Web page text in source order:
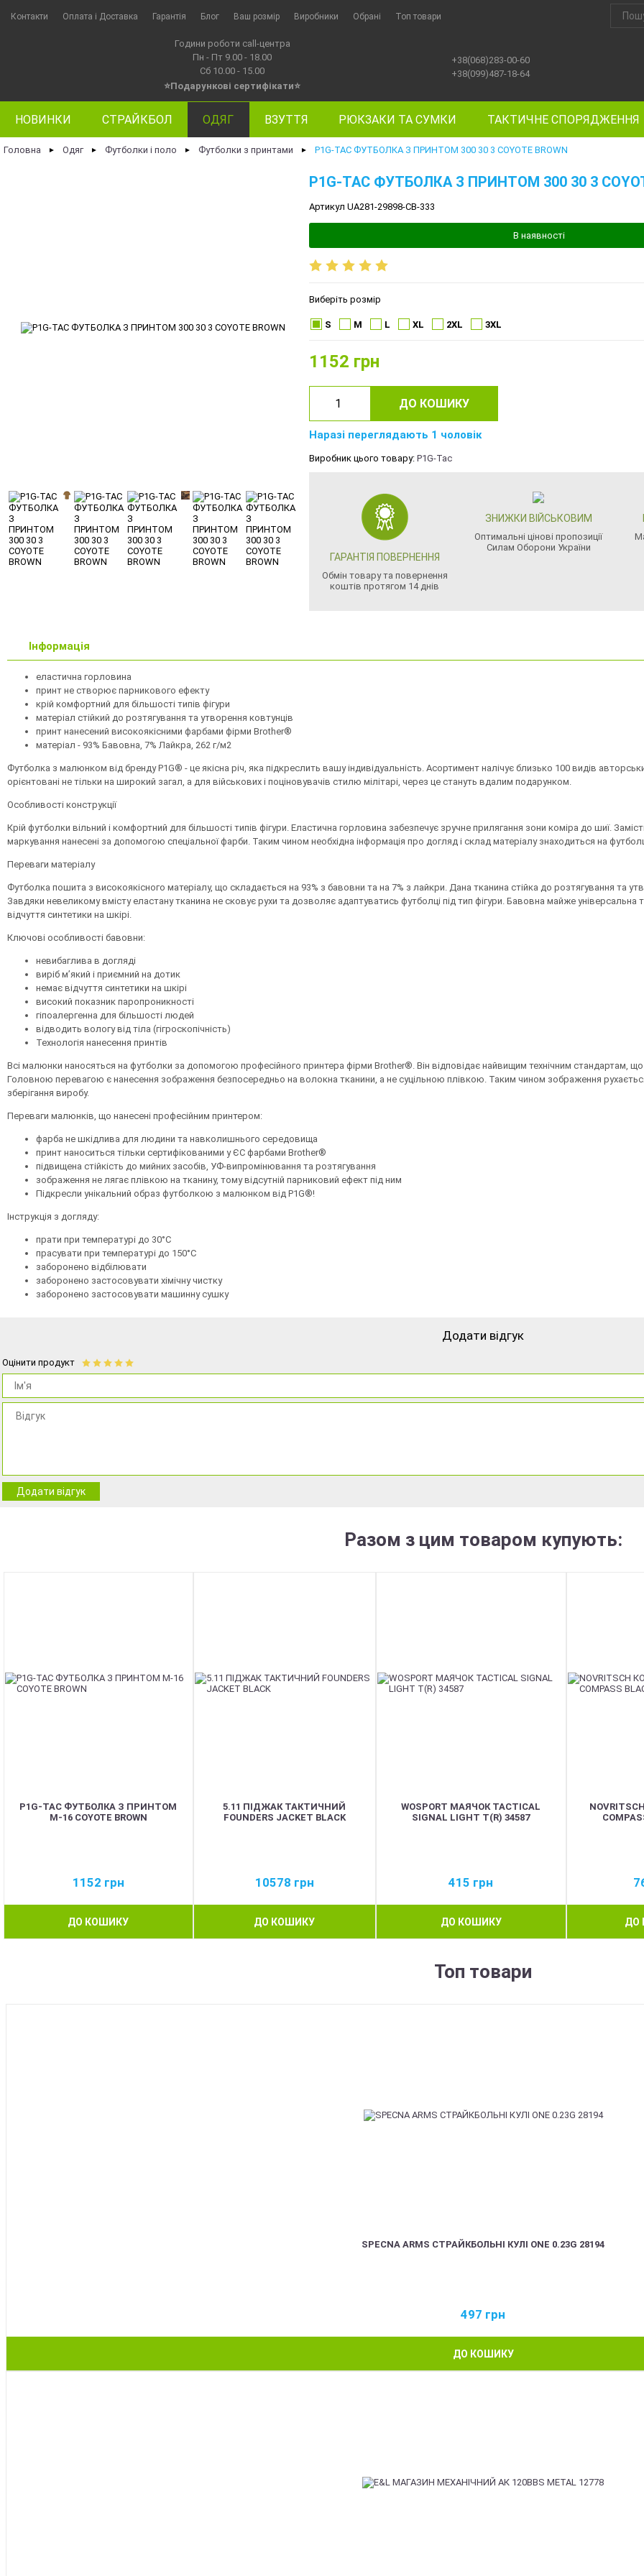
Контакти Оплата i Доставка Гарантія Блог Ваш розмір Виробники Обрані Топ товари
Години роботи call-центра
Пн - Пт 9.00 - 18.00
Сб 10.00 - 15.00
⭐Подарункові сертифікати⭐
+38(068)283-00-60
+38(099)487-18-64
НОВИНКИ СТРАЙКБОЛ ОДЯГ ВЗУТТЯ РЮКЗАКИ ТА СУМКИ ТАКТИЧНЕ СПОРЯДЖЕННЯ
Головна ► Одяг ► Футболки і поло ► Футболки з принтами ► P1G-TAC ФУТБОЛКА З ПРИНТОМ 300 30 3 COYOTE BROWN
P1G-TAC ФУТБОЛКА З ПРИНТОМ 300 30 3
Артикул UA281-29898-CB-333
В наявності
Виберіть розмір
S M L XL 2XL 3XL
1152 грн
ДО КОШИКУ
Наразі переглядають 1 чоловік
Виробник цього товару: P1G-Tac
ГАРАНТІЯ ПОВЕРНЕННЯ
Обмін товару та повернення
коштів протягом 14 днів
ЗНИЖКИ ВІЙСЬКОВИМ
Оптимальні цінові пропозиції
Силам Оборони України
Інформація
еластична горловина
принт не створює парникового ефекту
крій комфортний для більшості типів фігури
матеріал стійкий до розтягування та утворення ковтунців
принт нанесений високоякісними фарбами фірми Brother®
матеріал - 93% Бавовна, 7% Лайкра, 262 г/м2
Футболка з малюнком від бренду P1G® - це якісна річ, яка підкреслить вашу індивідуальність. Асортимент налічує близько 100 видів
орієнтовані не тільки на широкий загал, а для військових і поціновувачів стилю мілітарі, через це стануть вдалим подарунком.
Особливості конструкції
Крій футболки вільний і комфортний для більшості типів фігури. Еластична горловина забезпечує зручне прилягання зони коміра до шиї.
маркування нанесені за допомогою спеціальної фарби. Таким чином необхідна інформація про догляд і склад матеріалу знаходиться на
Переваги матеріалу
Футболка пошита з високоякісного матеріалу, що складається на 93% з бавовни та на 7% з лайкри. Дана тканина стійка до розтягування та
Завдяки невеликому вмісту еластану тканина не сковує рухи та дозволяє адаптуватись футболці під тип фігури. Бавовна майже
відчуття синтетики на шкірі.
Ключові особливості бавовни:
невибаглива в догляді
виріб м’який і приємний на дотик
немає відчуття синтетики на шкірі
високий показник паропроникності
гіпоалергенна для більшості людей
відводить вологу від тіла (гігроскопічність)
Технологія нанесення принтів
Всі малюнки наносяться на футболки за допомогою професійного принтера фірми Brother®. Він відповідає найвищим технічним стандартам,
Головною перевагою є нанесення зображення безпосередньо на волокна тканини, а не суцільною плівкою. Таким чином зображення
зберігання виробу.
Переваги малюнків, що нанесені професійним принтером:
фарба не шкідлива для людини та навколишнього середовища
принт наноситься тільки сертифікованими у ЄС фарбами Brother®
підвищена стійкість до мийних засобів, УФ-випромінювання та розтягування
зображення не лягає плівкою на тканину, тому відсутній парниковий ефект під ним
Підкресли унікальний образ футболкою з малюнком від P1G®!
Інструкція з догляду:
прати при температурі до 30°С
прасувати при температурі до 150°С
заборонено відбілювати
заборонено застосовувати хімічну чистку
заборонено застосовувати машинну сушку
Додати відгук
Оцінити продукт
Додати відгук
Разом з цим товаром купують:
P1G-TAC ФУТБОЛКА З ПРИНТОМ
M-16 COYOTE BROWN
1152 грн
ДО КОШИКУ
5.11 ПІДЖАК ТАКТИЧНИЙ
FOUNDERS JACKET BLACK
10578 грн
ДО КОШИКУ
WOSPORT МАЯЧОК TACTICAL
SIGNAL LIGHT T(R) 34587
415 грн
ДО КОШИКУ ДО
Топ товари
SPECNA ARMS СТРАЙКБОЛЬНІ КУЛІ ONE 0.23G 28194
497 грн
ДО КОШИКУ